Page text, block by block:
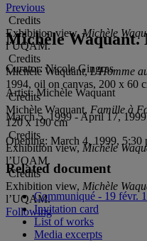
Previous
Credits
Exhibition view,Michèle
l’UQAM.
Credits
Michèle Waquant,L'Homme
1994, oil on canvas, 200 x 60
Credits
Michèle Waquant, Famille à
120 x 190 cm
Credits
Exhibition view, Michèle
l’UQAM.
Credits
Exhibition view, Michèle
l’UQAM.
Following
Michèle Waquant.
Curator:Nicole Gingras
Artist:Michèle Waquant
March 5, 1999 - April 17, 1999
Opening: March 4, 1999, 5:30
Related document
Communiqué - 19 févr.
Invitation card
List of works
Media excerpts